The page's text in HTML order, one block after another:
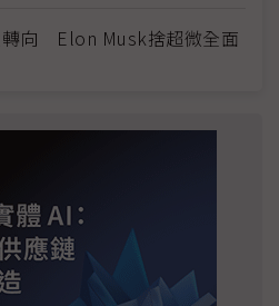
轉向 Elon Musk捨超微全面